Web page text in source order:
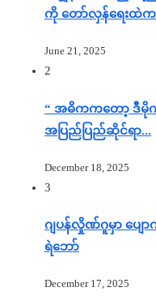
ကို တော်လှန်ရေးထဲ
June 21, 2025
2
“ အဓိကကတော့ ဒီမိုက
အပြည်ပြည်ဆိုင်ရာ...
December 18, 2025
3
ဂျပန်လှိုဏ်ဂူမှာ ပျေ
ရဲဘော်
December 17, 2025